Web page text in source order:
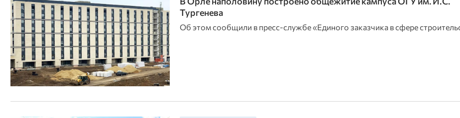
Тургенева
Об этом сообщили в пресс‑службе «Единого заказчика в сфере